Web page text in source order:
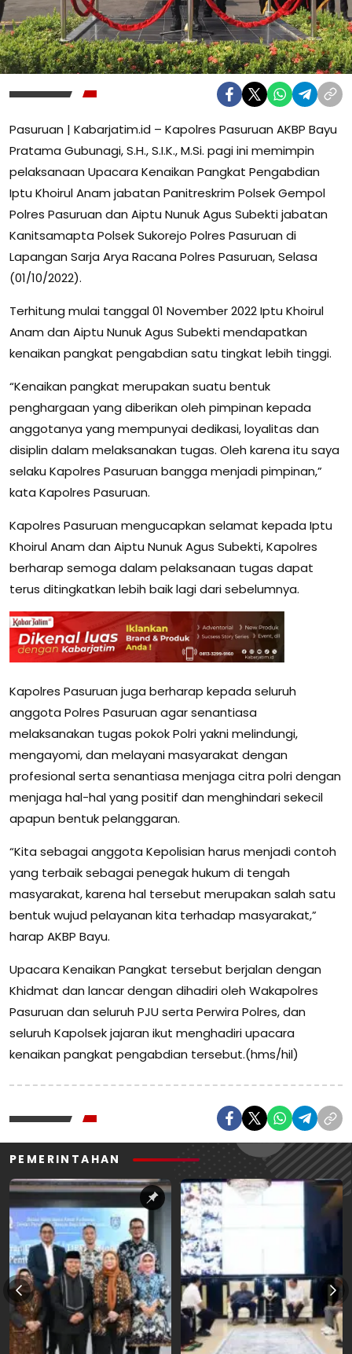
Pasuruan | Kabarjatim.id – Kapolres Pasuruan AKBP Bayu
Pratama Gubunagi, S.H., S.I.K., M.Si. pagi ini memimpin
pelaksanaan Upacara Kenaikan Pangkat Pengabdian
Iptu Khoirul Anam jabatan Panitreskrim Polsek Gempol
Polres Pasuruan dan Aiptu Nunuk Agus Subekti jabatan
Kanitsamapta Polsek Sukorejo Polres Pasuruan di
Lapangan Sarja Arya Racana Polres Pasuruan, Selasa
(01/10/2022).
Terhitung mulai tanggal 01 November 2022 Iptu Khoirul
Anam dan Aiptu Nunuk Agus Subekti mendapatkan
kenaikan pangkat pengabdian satu tingkat lebih tinggi.
“Kenaikan pangkat merupakan suatu bentuk
penghargaan yang diberikan oleh pimpinan kepada
anggotanya yang mempunyai dedikasi, loyalitas dan
disiplin dalam melaksanakan tugas. Oleh karena itu saya
selaku Kapolres Pasuruan bangga menjadi pimpinan,”
kata Kapolres Pasuruan.
Kapolres Pasuruan mengucapkan selamat kepada Iptu
Khoirul Anam dan Aiptu Nunuk Agus Subekti, Kapolres
berharap semoga dalam pelaksanaan tugas dapat
terus ditingkatkan lebih baik lagi dari sebelumnya.
Kapolres Pasuruan juga berharap kepada seluruh
anggota Polres Pasuruan agar senantiasa
melaksanakan tugas pokok Polri yakni melindungi,
mengayomi, dan melayani masyarakat dengan
profesional serta senantiasa menjaga citra polri dengan
menjaga hal-hal yang positif dan menghindari sekecil
apapun bentuk pelanggaran.
“Kita sebagai anggota Kepolisian harus menjadi contoh
yang terbaik sebagai penegak hukum di tengah
masyarakat, karena hal tersebut merupakan salah satu
bentuk wujud pelayanan kita terhadap masyarakat,”
harap AKBP Bayu.
Upacara Kenaikan Pangkat tersebut berjalan dengan
Khidmat dan lancar dengan dihadiri oleh Wakapolres
Pasuruan dan seluruh PJU serta Perwira Polres, dan
seluruh Kapolsek jajaran ikut menghadiri upacara
kenaikan pangkat pengabdian tersebut.(hms/hil)
PEMERINTAHAN